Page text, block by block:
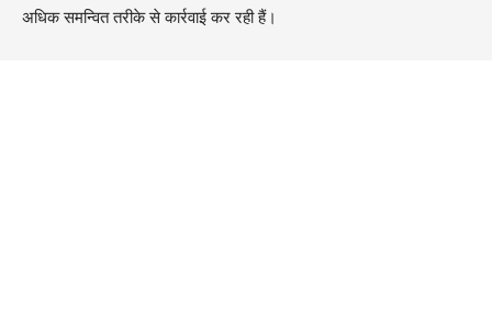
अधिक समन्वित तरीके से कार्रवाई कर रही हैं।